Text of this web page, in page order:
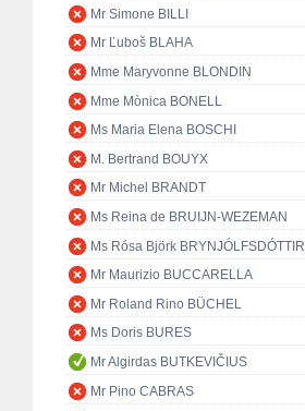
Mr Simone BILLI
Mr Ľuboš BLAHA
Mme Maryvonne BLONDIN
Mme Mònica BONELL
Ms Maria Elena BOSCHI
M. Bertrand BOUYX
Mr Michel BRANDT
Ms Reina de BRUIJN-WEZEMAN
Ms Rósa Björk BRYNJÓLFSDÓTTIR
Mr Maurizio BUCCARELLA
Mr Roland Rino BÜCHEL
Ms Doris BURES
Mr Algirdas BUTKEVIČIUS
Mr Pino CABRAS